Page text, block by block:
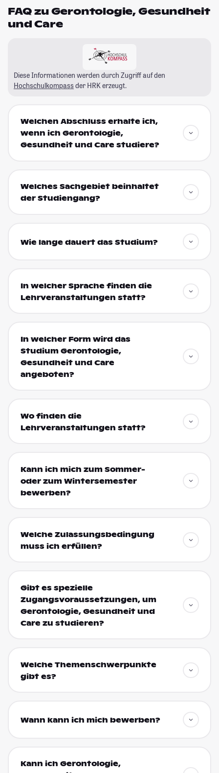
FAQ zu Gerontologie, Gesundheit
und Care
Diese Informationen werden durch Zugriff auf den
Hochschulkompass der HRK erzeugt.
Welchen Abschluss erhalte ich,
wenn ich Gerontologie,
Gesundheit und Care studiere?
Welches Sachgebiet beinhaltet
der Studiengang?
Wie lange dauert das Studium?
In welcher Sprache finden die
Lehrveranstaltungen statt?
In welcher Form wird das
Studium Gerontologie,
Gesundheit und Care
angeboten?
Wo finden die
Lehrveranstaltungen statt?
Kann ich mich zum Sommer-
oder zum Wintersemester
bewerben?
Welche Zulassungsbedingung
muss ich erfüllen?
Gibt es spezielle
Zugangsvoraussetzungen, um
Gerontologie, Gesundheit und
Care zu studieren?
Welche Themenschwerpunkte
gibt es?
Wann kann ich mich bewerben?
Kann ich Gerontologie,